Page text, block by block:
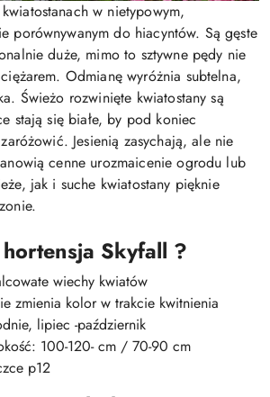
w nietypowym,
porównywanym do hiacyntów. Są gęste
duże, mimo to sztywne pędy nie
Odmianę wyróżnia subtelna,
Świeżo rozwinięte kwiatostany są
stają się białe, by pod koniec
Jesienią zasychają, ale nie
cenne urozmaicenie ogrodu lub
jak i suche kwiatostany pięknie
Skyfall ?
wiechy kwiatów
zmienia kolor w trakcie kwitnienia
lipiec -październik
100-120- cm / 70-90 cm
p12